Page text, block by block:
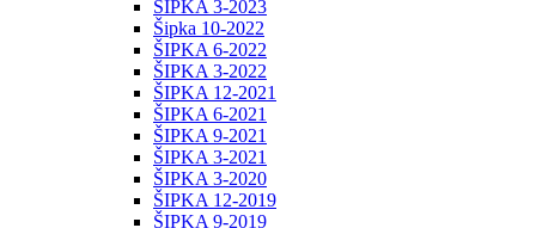
ŠIPKA 3-2023
Šipka 10-2022
ŠIPKA 6-2022
ŠIPKA 3-2022
ŠIPKA 12-2021
ŠIPKA 6-2021
ŠIPKA 9-2021
ŠIPKA 3-2021
ŠIPKA 3-2020
ŠIPKA 12-2019
ŠIPKA 9-2019